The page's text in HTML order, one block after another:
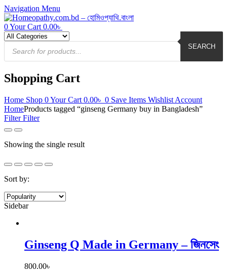
Navigation Menu
0Your Cart 0.00৳
Products
search
SEARCH
Shopping Cart
Home Shop 0Your Cart 0.00৳ 0 Save Items Wishlist Account
HomeProducts tagged “ginseng Germany buy in Bangladesh”
FilterFilter
Showing the single result
Sort by:
Sidebar
Ginseng Q Made in Germany – জিনসেং
800.00৳